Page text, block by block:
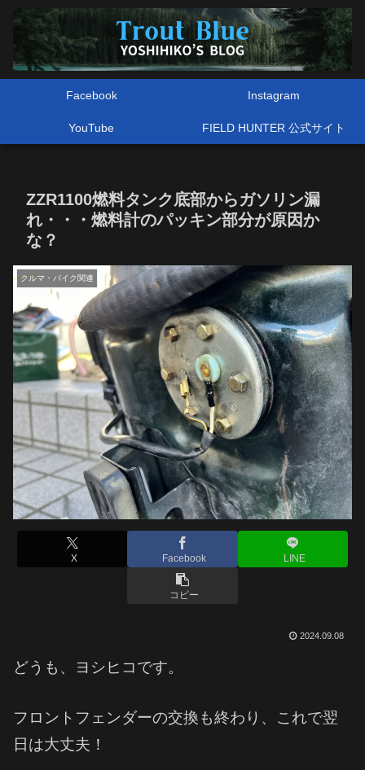
Facebook Instagram
YouTube FIELD HUNTER 公式サイト
ZZR1100燃料タンク底部からガソリン漏
れ・・・燃料計のパッキン部分が原因か
な？
クルマ・バイク関連
X Facebook LINE
コピー
2024.09.08
どうも、ヨシヒコです。
フロントフェンダーの交換も終わり、これで翌
日は大丈夫！